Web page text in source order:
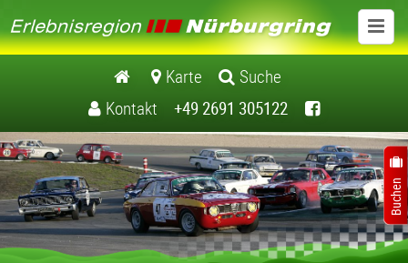
Veranstaltungen
Veranstaltungen in der Region
Veranstaltungen am Nürburgring
Karte
Suche
Kontakt
+49 2691 305122